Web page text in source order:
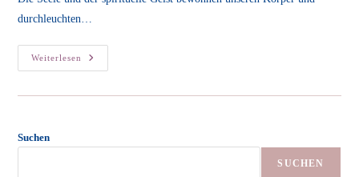
durchleuchten…
Weiterlesen
Warum
Ich
Den
Suchen
SUCHEN